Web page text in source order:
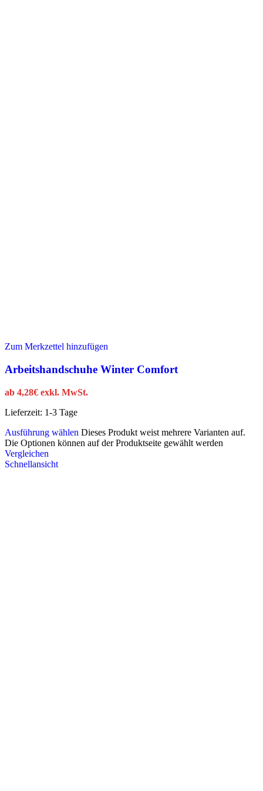
Zum Merkzettel hinzufügen
Arbeitshandschuhe Winter Comfort
ab 4,28€ exkl. MwSt.
Lieferzeit: 1-3 Tage
Ausführung wählen Dieses Produkt weist mehrere Varianten auf.
Die Optionen können auf der Produktseite gewählt werden
Vergleichen
Schnellansicht